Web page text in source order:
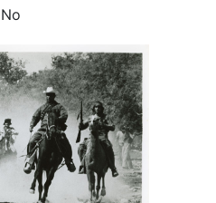
No